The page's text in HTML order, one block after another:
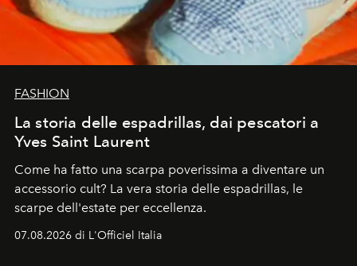
FASHION
La storia delle espadrillas, dai pescatori a
Yves Saint Laurent
Come ha fatto una scarpa poverissima a diventare un
accessorio cult? La vera storia delle espadrillas, le
scarpe dell'estate per eccellenza.
07.08.2026 di L'Officiel Italia